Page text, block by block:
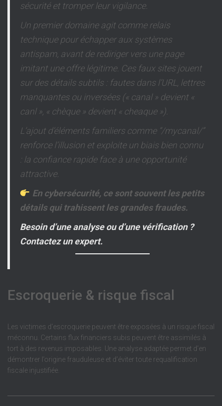
sécurité et tromper leur vigilance.
Un premier domaine agit comme relais
technique pour échapper aux systèmes
antispam, avant de rediriger vers une page
imitant une offre légitime. Ces faux sites jouent
sur des détails subtils : fautes dans l’URL, lettres
manquantes ou inversées (« canal » devient «
canl », « chèque » devient « cheaque »).
L’ajout d’éléments familiers comme “/mycanal/”
renforce l’illusion et exploite un biais bien connu
: la confiance rapide face à une opportunité
attractive.
En cybersécurité, ce sont souvent les petits
détails qui trahissent les grandes fraudes.
Besoin d’une analyse ou d’une vérification ?
Contactez un expert.
Escroquerie & risque fiscal
Les victimes d’escroquerie peuvent être exposées à un risque fiscal
méconnu. Certains flux financiers subis peuvent être assimilés à
tort à des revenus imposables. Une analyse adaptée permet d’en
démontrer l’origine frauduleuse et d’éviter toute requalification
fiscale injustifiée.